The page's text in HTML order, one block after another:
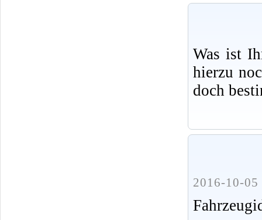
Was ist
hierzu
doch
2016-10-05